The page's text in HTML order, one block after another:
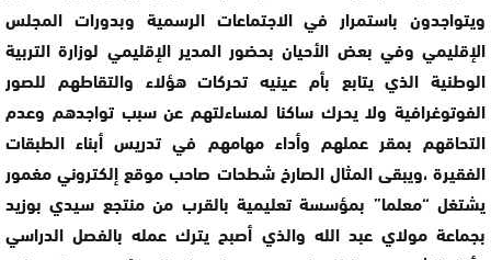
ويتواجدون باستمرار في الاجتماعات الرسمية وبدورات المجلس
الإقليمي وفي بعض الأحيان بحضور المدير الإقليمي لوزارة التربية
الوطنية الذي يتابع بأم عينيه تحركات هؤلاء والتقاطهم للصور
الفوتوغرافية ولا يحرك ساكنا لمساءلتهم عن سبب تواجدهم وعدم
التحاقهم بمقر عملهم وأداء مهامهم في تدريس أبناء الطبقات
الفقيرة ،ويبقى المثال الصارخ شطحات صاحب موقع إلكتروني مغمور
يشتغل “معلما” بمؤسسة تعليمية بالقرب من منتجع سيدي بوزيد
بجماعة مولاي عبد الله والذي أصبح يترك عمله بالفصل الدراسي